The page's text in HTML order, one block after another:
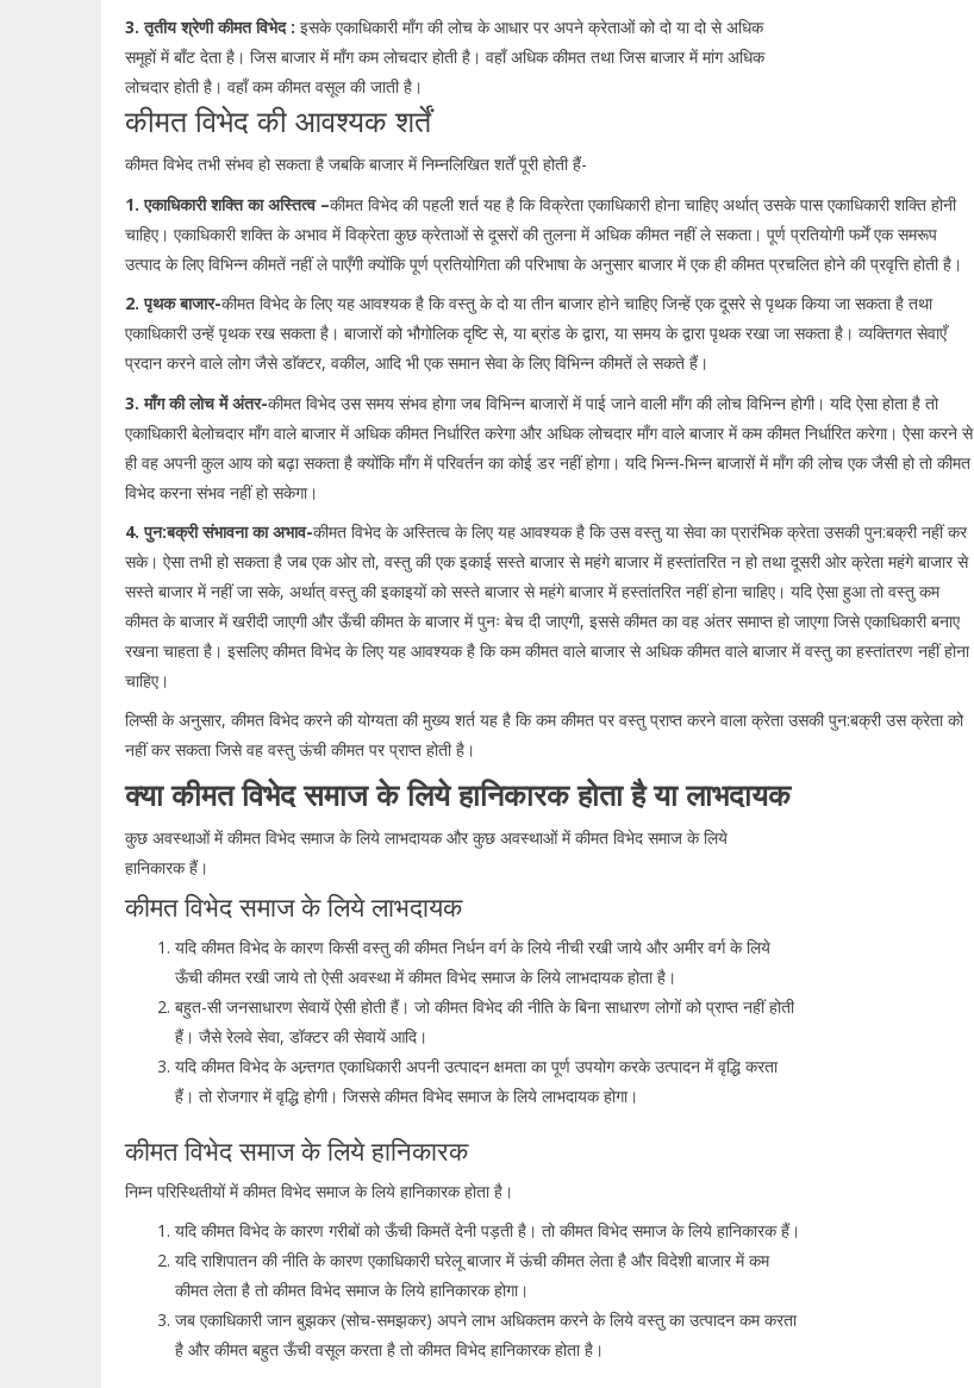
3. तृतीय श्रेणी कीमत विभेद : इसके एकाधिकारी माँग की लोच के आधार पर अपने क्रेताओं को दो या दो से अधिक
समूहों में बाँट देता है। जिस बाजार में माँग कम लोचदार होती है। वहाँ अधिक कीमत तथा जिस बाजार में मांग अधिक
लोचदार होती है। वहाँ कम कीमत वसूल की जाती है।
कीमत विभेद की आवश्यक शर्तें
कीमत विभेद तभी संभव हो सकता है जबकि बाजार में निम्नलिखित शर्तें पूरी होती हैं-
1. एकाधिकारी शक्ति का अस्तित्व –कीमत विभेद की पहली शर्त यह है कि विक्रेता एकाधिकारी होना चाहिए अर्थात् उसके पास एकाधिकारी शक्ति होनी
चाहिए। एकाधिकारी शक्ति के अभाव में विक्रेता कुछ क्रेताओं से दूसरों की तुलना में अधिक कीमत नहीं ले सकता। पूर्ण प्रतियोगी फर्में एक समरूप
उत्पाद के लिए विभिन्न कीमतें नहीं ले पाएँगी क्योंकि पूर्ण प्रतियोगिता की परिभाषा के अनुसार बाजार में एक ही कीमत प्रचलित होने की प्रवृत्ति होती है।
2. पृथक बाजार-कीमत विभेद के लिए यह आवश्यक है कि वस्तु के दो या तीन बाजार होने चाहिए जिन्हें एक दूसरे से पृथक किया जा सकता है तथा
एकाधिकारी उन्हें पृथक रख सकता है। बाजारों को भौगोलिक दृष्टि से, या ब्रांड के द्वारा, या समय के द्वारा पृथक रखा जा सकता है। व्यक्तिगत सेवाएँ
प्रदान करने वाले लोग जैसे डाॅक्टर, वकील, आदि भी एक समान सेवा के लिए विभिन्न कीमतें ले सकते हैं।
3. माँग की लोच में अंतर-कीमत विभेद उस समय संभव होगा जब विभिन्न बाजारों में पाई जाने वाली माँग की लोच विभिन्न होगी। यदि ऐसा होता है तो
एकाधिकारी बेलोचदार माँग वाले बाजार में अधिक कीमत निर्धारित करेगा और अधिक लोचदार माँग वाले बाजार में कम कीमत निर्धारित करेगा। ऐसा करने से
ही वह अपनी कुल आय को बढ़ा सकता है क्योंकि माँग में परिवर्तन का कोई डर नहीं होगा। यदि भिन्न-भिन्न बाजारों में माँग की लोच एक जैसी हो तो कीमत
विभेद करना संभव नहीं हो सकेगा।
4. पुन:बक्री संभावना का अभाव-कीमत विभेद के अस्तित्व के लिए यह आवश्यक है कि उस वस्तु या सेवा का प्रारंभिक क्रेता उसकी पुन:बक्री नहीं कर
सके। ऐसा तभी हो सकता है जब एक ओर तो, वस्तु की एक इकाई सस्ते बाजार से महंगे बाजार में हस्तांतरित न हो तथा दूसरी ओर क्रेता महंगे बाजार से
सस्ते बाजार में नहीं जा सके, अर्थात् वस्तु की इकाइयों को सस्ते बाजार से महंगे बाजार में हस्तांतरित नहीं होना चाहिए। यदि ऐसा हुआ तो वस्तु कम
कीमत के बाजार में खरीदी जाएगी और ऊँची कीमत के बाजार में पुनः बेच दी जाएगी, इससे कीमत का वह अंतर समाप्त हो जाएगा जिसे एकाधिकारी बनाए
रखना चाहता है। इसलिए कीमत विभेद के लिए यह आवश्यक है कि कम कीमत वाले बाजार से अधिक कीमत वाले बाजार में वस्तु का हस्तांतरण नहीं होना
चाहिए।
लिप्सी के अनुसार, कीमत विभेद करने की योग्यता की मुख्य शर्त यह है कि कम कीमत पर वस्तु प्राप्त करने वाला क्रेता उसकी पुन:बक्री उस क्रेता को
नहीं कर सकता जिसे वह वस्तु ऊंची कीमत पर प्राप्त होती है।
क्या कीमत विभेद समाज के लिये हानिकारक होता है या लाभदायक
कुछ अवस्थाओं में कीमत विभेद समाज के लिये लाभदायक और कुछ अवस्थाओं में कीमत विभेद समाज के लिये
हानिकारक हैं।
कीमत विभेद समाज के लिये लाभदायक
यदि कीमत विभेद के कारण किसी वस्तु की कीमत निर्धन वर्ग के लिये नीची रखी जाये और अमीर वर्ग के लिये
ऊँची कीमत रखी जाये तो ऐसी अवस्था में कीमत विभेद समाज के लिये लाभदायक होता है।
बहुत-सी जनसाधारण सेवायें ऐसी होती हैं। जो कीमत विभेद की नीति के बिना साधारण लोगों को प्राप्त नहीं होती
हैं। जैसे रेलवे सेवा, डॉक्टर की सेवायें आदि।
यदि कीमत विभेद के अन्र्तगत एकाधिकारी अपनी उत्पादन क्षमता का पूर्ण उपयोग करके उत्पादन में वृद्धि करता
हैं। तो रोजगार में वृद्धि होगी। जिससे कीमत विभेद समाज के लिये लाभदायक होगा।
कीमत विभेद समाज के लिये हानिकारक
निम्न परिस्थितीयों में कीमत विभेद समाज के लिये हानिकारक होता है।
यदि कीमत विभेद के कारण गरीबों को ऊँची किमतें देनी पड़ती है। तो कीमत विभेद समाज के लिये हानिकारक हैं।
यदि राशिपातन की नीति के कारण एकाधिकारी घरेलू बाजार में ऊंची कीमत लेता है और विदेशी बाजार में कम
कीमत लेता है तो कीमत विभेद समाज के लिये हानिकारक होगा।
जब एकाधिकारी जान बुझकर (सोच-समझकर) अपने लाभ अधिकतम करने के लिये वस्तु का उत्पादन कम करता
है और कीमत बहुत ऊँची वसूल करता है तो कीमत विभेद हानिकारक होता है।